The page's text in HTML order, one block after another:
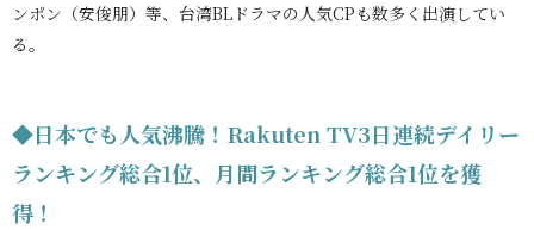
ンポン（安俊朋）等、台湾BLドラマの人気CPも数多く出演してい
る。
◆日本でも人気沸騰！Rakuten TV3日連続デイリー
ランキング総合1位、月間ランキング総合1位を獲
得！